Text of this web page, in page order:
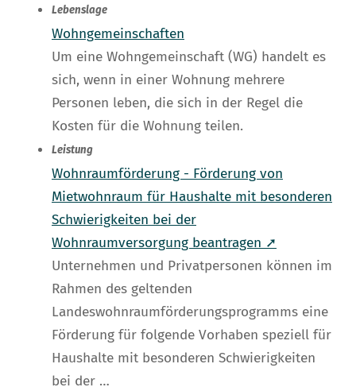
Lebenslage
Wohngemeinschaften
Um eine Wohngemeinschaft (WG) handelt es
sich, wenn in einer Wohnung mehrere
Personen leben, die sich in der Regel die
Kosten für die Wohnung teilen.
Leistung
Wohnraumförderung - Förderung von
Mietwohnraum für Haushalte mit besonderen
Schwierigkeiten bei der
Wohnraumversorgung beantragen ➚
Unternehmen und Privatpersonen können im
Rahmen des geltenden
Landeswohnraumförderungsprogramms eine
Förderung für folgende Vorhaben speziell für
Haushalte mit besonderen Schwierigkeiten
bei der …